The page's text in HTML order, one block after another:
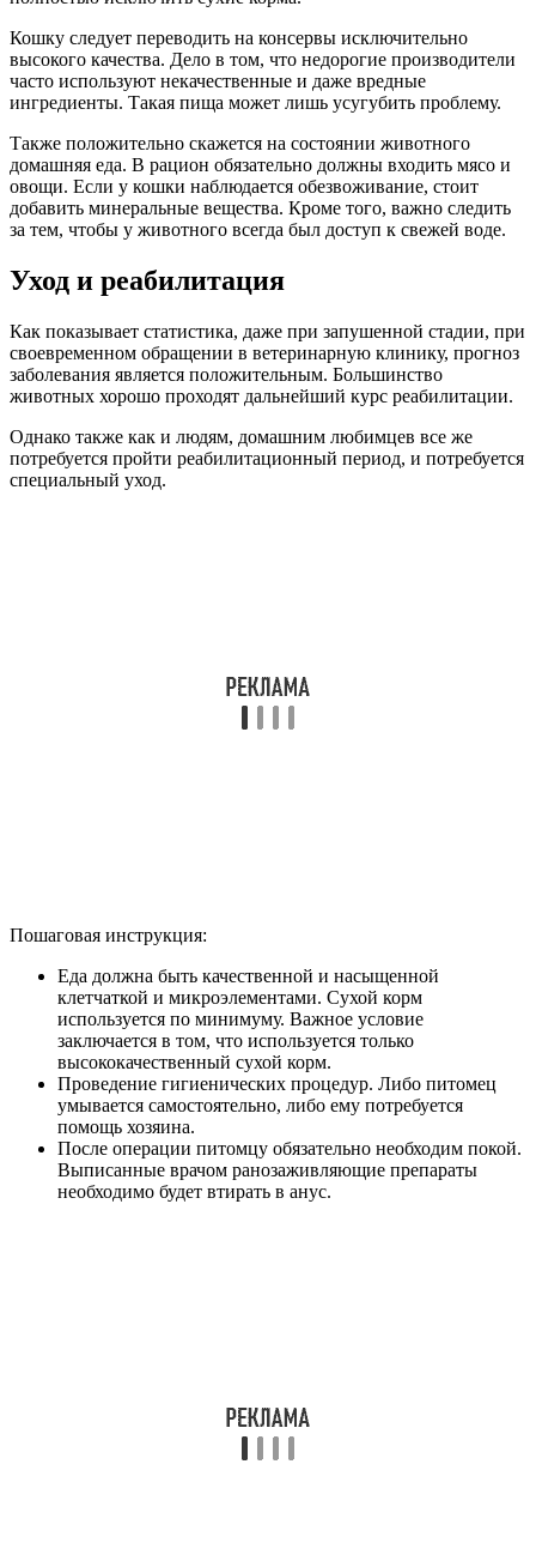
Кошку следует переводить на консервы исключительно
высокого качества. Дело в том, что недорогие производители
часто используют некачественные и даже вредные
ингредиенты. Такая пища может лишь усугубить проблему.
Также положительно скажется на состоянии животного
домашняя еда. В рацион обязательно должны входить мясо и
овощи. Если у кошки наблюдается обезвоживание, стоит
добавить минеральные вещества. Кроме того, важно следить
за тем, чтобы у животного всегда был доступ к свежей воде.
Уход и реабилитация
Как показывает статистика, даже при запушенной стадии, при
своевременном обращении в ветеринарную клинику, прогноз
заболевания является положительным. Большинство
животных хорошо проходят дальнейший курс реабилитации.
Однако также как и людям, домашним любимцев все же
потребуется пройти реабилитационный период, и потребуется
специальный уход.
Пошаговая инструкция:
Еда должна быть качественной и насыщенной
клетчаткой и микроэлементами. Сухой корм
используется по минимуму. Важное условие
заключается в том, что используется только
высококачественный сухой корм.
Проведение гигиенических процедур. Либо питомец
умывается самостоятельно, либо ему потребуется
помощь хозяина.
После операции питомцу обязательно необходим покой.
Выписанные врачом ранозаживляющие препараты
необходимо будет втирать в анус.